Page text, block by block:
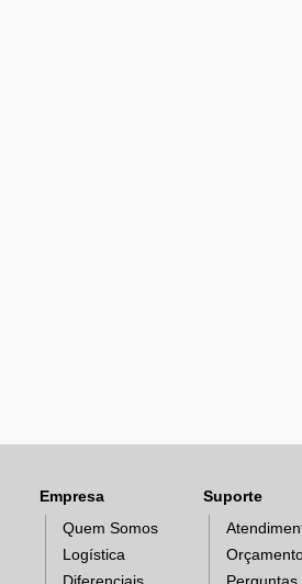
Empresa
Quem Somos
Logística
Suporte